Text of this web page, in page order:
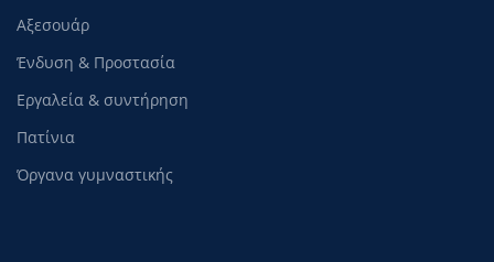
Αξεσουάρ
Ένδυση & Προστασία
Εργαλεία & συντήρηση
Πατίνια
Όργανα γυμναστικής